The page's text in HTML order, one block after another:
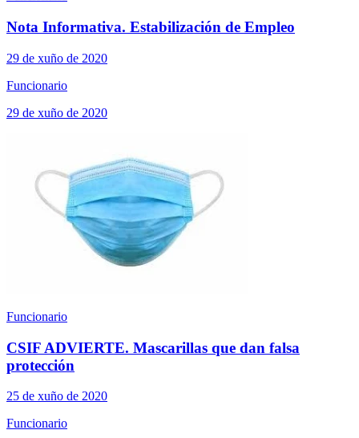
Nota Informativa. Estabilización de Empleo
29 de xuño de 2020
Funcionario
29 de xuño de 2020
Funcionario
CSIF ADVIERTE. Mascarillas que dan falsa
protección
25 de xuño de 2020
Funcionario